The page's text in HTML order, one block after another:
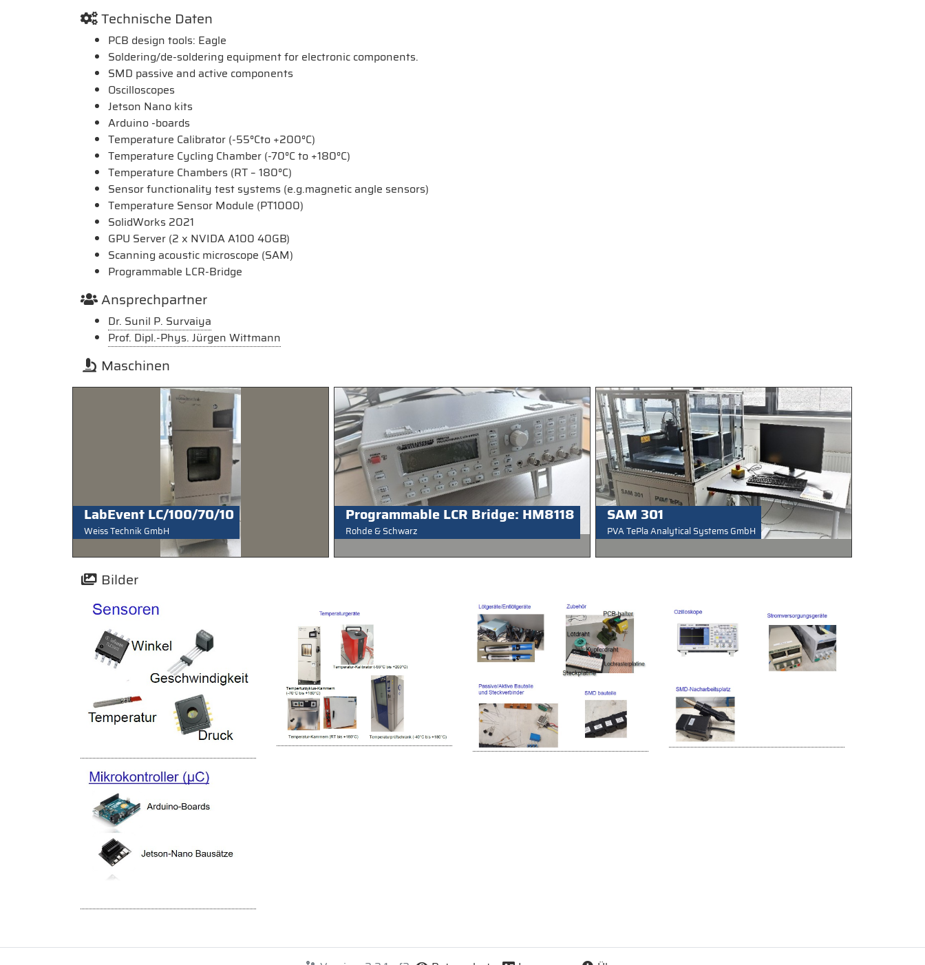
Technische Daten
PCB design tools: Eagle
Soldering/de-soldering equipment for electronic components.
SMD passive and active components
Oscilloscopes
Jetson Nano kits
Arduino -boards
Temperature Calibrator (-55°Cto +200°C)
Temperature Cycling Chamber (-70°C to +180°C)
Temperature Chambers (RT – 180°C)
Sensor functionality test systems (e.g.magnetic angle sensors)
Temperature Sensor Module (PT1000)
SolidWorks 2021
GPU Server (2 x NVIDA A100 40GB)
Scanning acoustic microscope (SAM)
Programmable LCR-Bridge
Ansprechpartner
Dr. Sunil P. Survaiya
Prof. Dipl.-Phys. Jürgen Wittmann
Maschinen
LabEvent LC/100/70/10
Weiss Technik GmbH
Programmable LCR Bridge: HM8118
Rohde & Schwarz
SAM 301
PVA TePla Analytical Systems GmbH
Bilder